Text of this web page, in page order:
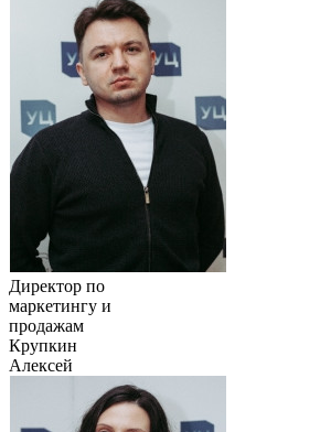
Директор по
маркетингу и
продажам
Крупкин
Алексей